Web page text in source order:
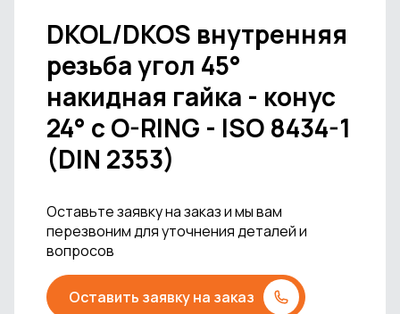
DKOL/DKOS внутренняя
резьба угол 45°
накидная гайка - конус
24° с O-RING - ISO 8434-1
(DIN 2353)
Оставьте заявку на заказ и мы вам
перезвоним для уточнения деталей и
вопросов
Оставить заявку на заказ